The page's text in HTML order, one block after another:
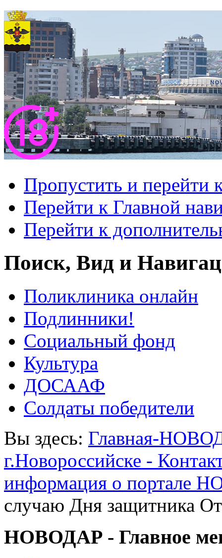
Пропустить и перейти
Перейти к Главной
Перейти к
Поиск, Вид и
Поликлиника онлайн
Подлинники!
Социальный фонд
Культура
ДОСААФ
Солдаты победители
Вы здесь: Главная-
г.Новороссийске -
информация о портале
случаю Дня защитника
НОВОДАР - Главное